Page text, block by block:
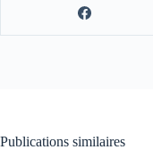
Publications similaires